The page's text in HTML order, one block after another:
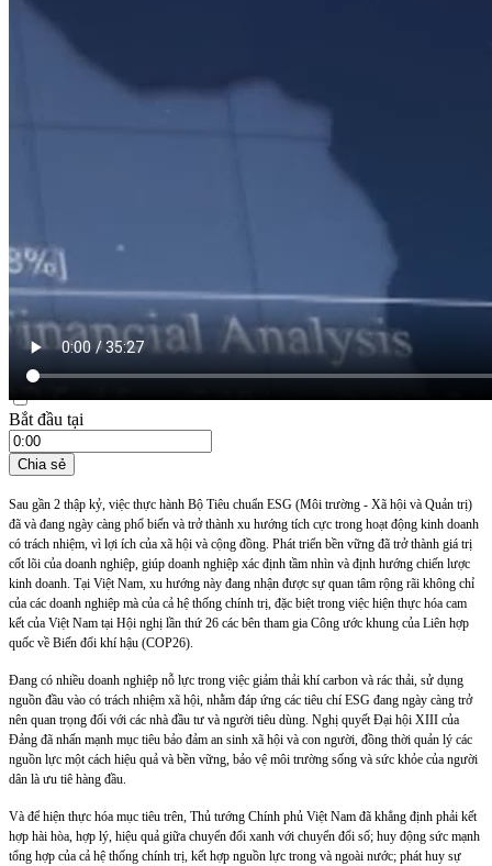
CHỨNG KHOÁN CUỐI TUẦN
21:35 ngày 09/08/2024
Bắt đầu tại
Chia sẻ
Sau gần 2 thập kỷ, việc thực hành Bộ Tiêu chuẩn ESG (Môi trường - Xã hội và Quản trị)
đã và đang ngày càng phổ biến và trở thành xu hướng tích cực trong hoạt động kinh doanh
có trách nhiệm, vì lợi ích của xã hội và cộng đồng. Phát triển bền vững đã trở thành giá trị
cốt lõi của doanh nghiệp, giúp doanh nghiệp xác định tầm nhìn và định hướng chiến lược
kinh doanh. Tại Việt Nam, xu hướng này đang nhận được sự quan tâm rộng rãi không chỉ
của các doanh nghiệp mà của cả hệ thống chính trị, đặc biệt trong việc hiện thực hóa cam
kết của Việt Nam tại Hội nghị lần thứ 26 các bên tham gia Công ước khung của Liên hợp
quốc về Biến đổi khí hậu (COP26).
Đang có nhiều doanh nghiệp nỗ lực trong việc giảm thải khí carbon và rác thải, sử dụng
nguồn đầu vào có trách nhiệm xã hội, nhằm đáp ứng các tiêu chí ESG đang ngày càng trở
nên quan trọng đối với các nhà đầu tư và người tiêu dùng. Nghị quyết Đại hội XIII của
Đảng đã nhấn mạnh mục tiêu bảo đảm an sinh xã hội và con người, đồng thời quản lý các
nguồn lực một cách hiệu quả và bền vững, bảo vệ môi trường sống và sức khỏe của người
dân là ưu tiê hàng đầu.
Và để hiện thực hóa mục tiêu trên, Thủ tướng Chính phủ Việt Nam đã khẳng định phải kết
hợp hài hòa, hợp lý, hiệu quả giữa chuyển đổi xanh với chuyển đổi số; huy động sức mạnh
tổng hợp của cả hệ thống chính trị, kết hợp nguồn lực trong và ngoài nước; phát huy sự